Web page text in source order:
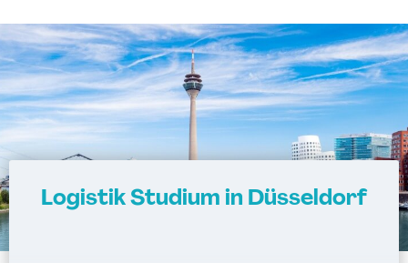
Logistik Studium in Düsseldorf